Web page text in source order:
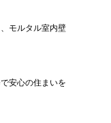
モルタル室内壁
安心の住まいを